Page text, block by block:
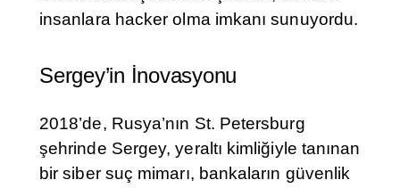
insanlara hacker olma imkanı sunuyordu.
Sergey’in İnovasyonu
2018’de, Rusya’nın St. Petersburg
şehrinde Sergey, yeraltı kimliğiyle tanınan
bir siber suç mimarı, bankaların güvenlik